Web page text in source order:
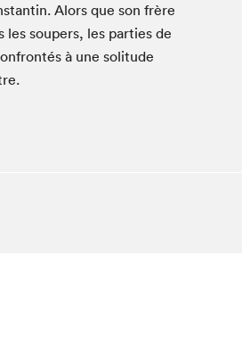
littéraire international Metropolis
Alors que son frère
soupers, les par­ties de
à une soli­tude